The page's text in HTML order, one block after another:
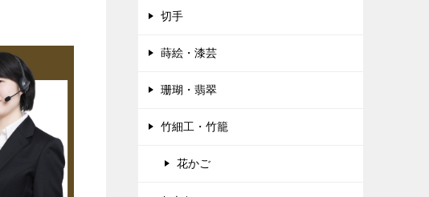
切手
蒔絵・漆芸
珊瑚・翡翠
竹細工・竹籠
花かご